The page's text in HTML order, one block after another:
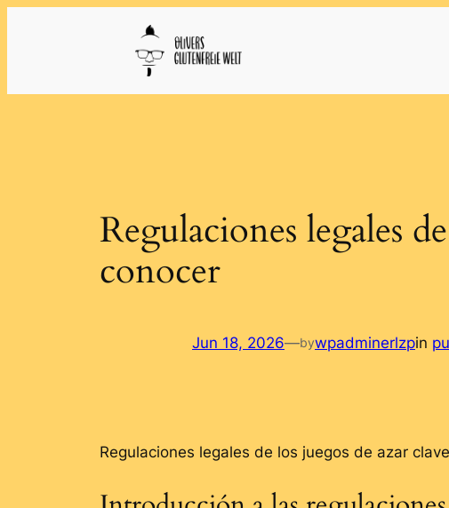
Regulaciones legales
conocer
Jun 18, 2026—bywpadminerlzpin
Regulaciones legales de los juegos de azar